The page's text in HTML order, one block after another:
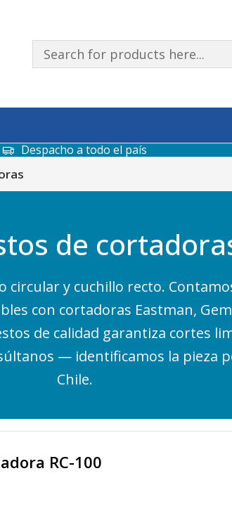
Despacho a todo el país
de
y cuchillo recto.
con cortadoras Eastman,
de calidad garantiza cortes
— identificamos la pieza
Chile.
RC-100